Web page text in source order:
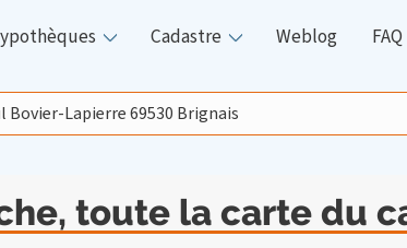
Cadastre Weblog FAQ
toute la carte du